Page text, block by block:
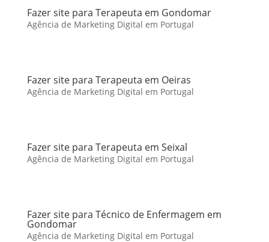
Fazer site para Terapeuta em Gondomar
Agência de Marketing Digital em Portugal
Fazer site para Terapeuta em Oeiras
Agência de Marketing Digital em Portugal
Fazer site para Terapeuta em Seixal
Agência de Marketing Digital em Portugal
Fazer site para Técnico de Enfermagem em
Gondomar
Agência de Marketing Digital em Portugal